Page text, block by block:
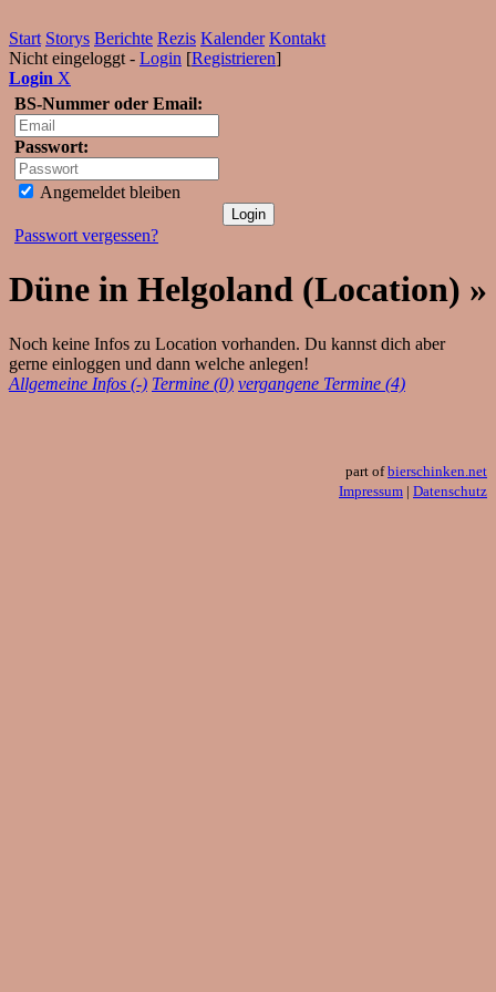
Start Storys Berichte Rezis Kalender Kontakt
Nicht eingeloggt - Login [Registrieren]
Login X
BS-Nummer oder Email:
Passwort:
Angemeldet bleiben
Passwort vergessen?
Düne in Helgoland (Location) »
Noch keine Infos zu Location vorhanden. Du kannst dich aber
gerne einloggen und dann welche anlegen!
Allgemeine Infos (-) Termine (0) vergangene Termine (4)
part ofbierschinken.net
Impressum | Datenschutz